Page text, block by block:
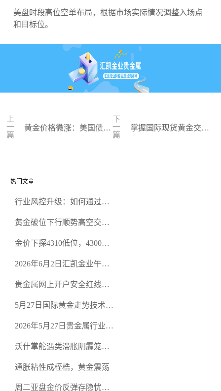
美盘时段高位空单布局，根据市场实际情况调整入场点
和目标位。
上
一
篇
黄金价格微涨：美国债务
下
一
篇
掌握国际现货黄金交
热门文章
行业风控升级：如何通过正
规黄金开户交易平台？
黄金破位下行顺势高空交易
金价下探4310低位，4300关
2026年6月2日汇凯金业午盘
空头清算算法如何布防？
贵金属网上开户安全红线：
恶意洗盘陷阱
5月27日国际黄金走势技术盘
规黄金平台全方位行情解析
2026年5月27日贵金属行业新
正规贵金属开户平台迎开户
热潮
沃什掌舵遇类滞胀阴霾笼
通胀粘性成桎梏，黄金震荡
周二亚盘金价反弹存隐忧，